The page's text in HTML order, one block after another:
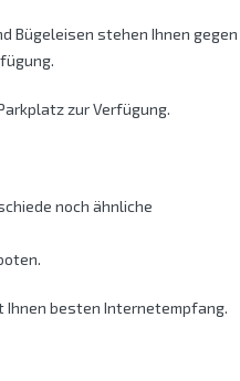
Bügeleisen stehen Ihnen gegen
zur Verfügung.
noch ähnliche
besten Internetempfang.